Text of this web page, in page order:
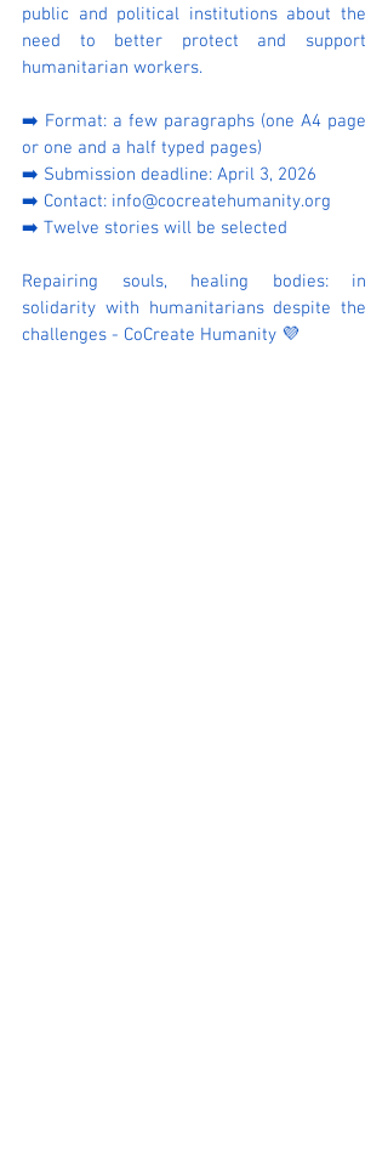
public and political institutions about the
need to better protect and support
humanitarian workers.
➡️ Format: a few paragraphs (one A4 page
or one and a half typed pages)
➡️ Submission deadline: April 3, 2026
➡️ Contact: info@cocreatehumanity.org
➡️ Twelve stories will be selected
Repairing souls, healing bodies: in
solidarity with humanitarians despite the
challenges - CoCreate Humanity 💜